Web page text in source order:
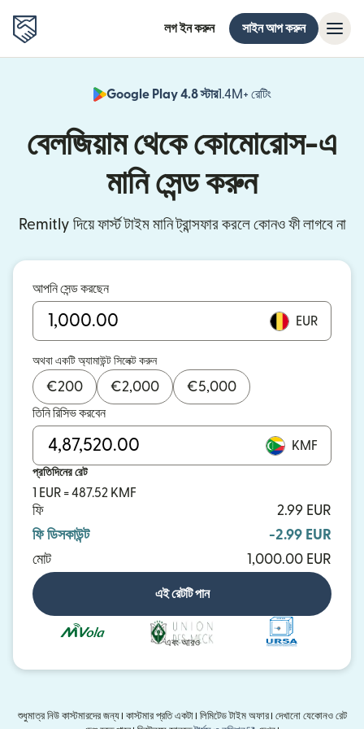
লগ ইন করুন সাইন আপ করুন
Google Play 4.8 স্টার1.4M+ রেটিং
বেলজিয়াম থেকে কোমোরোস-এ
মানি সেন্ড করুন
Remitly দিয়ে ফার্স্ট টাইম মানি ট্রান্সফার করলে কোনও ফী লাগবে না
আপনি সেন্ড করছেন
EUR
অথবা একটি অ্যামাউন্ট সিলেক্ট করুন
€200 €2,000 €5,000
তিনি রিসিভ করবেন
KMF
প্রতিদিনের রেট
1 EUR = 487.52 KMF
ফি
2.99 EUR
ফি ডিসকাউন্ট
-2.99 EUR
মোট
1,000.00 EUR
এই রেটটি পান
এবং আরও
শুধুমাত্র নিউ কাস্টমারদের জন্য। কাস্টমার প্রতি একটা। লিমিটেড টাইম অফার। দেখানো যেকোনও রেট